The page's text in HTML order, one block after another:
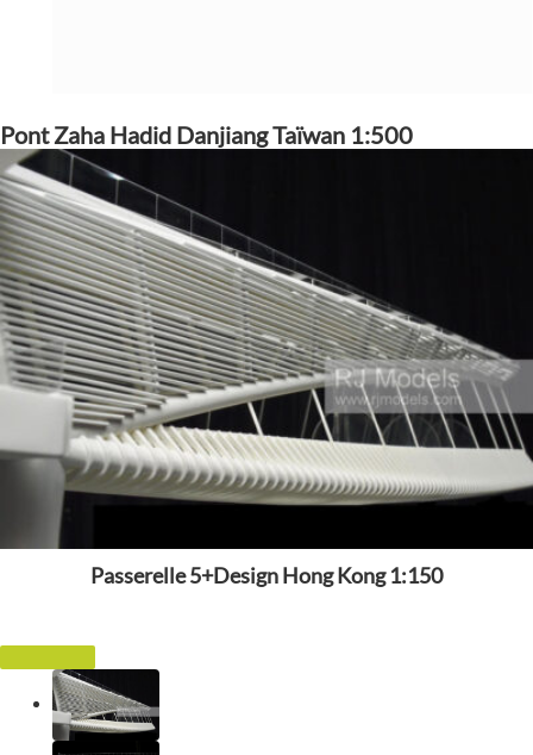
Pont Zaha Hadid Danjiang Taïwan 1:500
Passerelle 5+Design Hong Kong 1:150